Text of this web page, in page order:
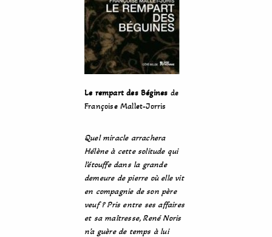
Le rempart des Bégines de
Françoise Mallet-Jorris
Quel miracle arrachera
Hélène à cette solitude qui
l’étouffe dans la grande
demeure de pierre où elle vit
en compagnie de son père
veuf ? Pris entre ses affaires
et sa maîtresse, René Noris
n’a guère de temps à lui